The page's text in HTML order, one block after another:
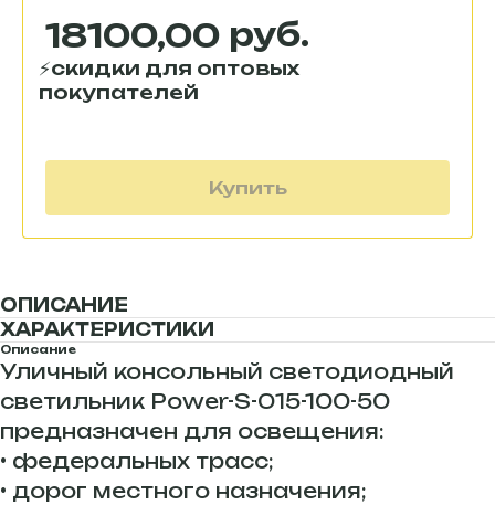
18100,00 руб.
Купить
ОПИСАНИЕ
ХАРАКТЕРИСТИКИ
Описание
Уличный консольный светодиодный
светильник Power-S-015-100-50
предназначен для освещения:
• федеральных трасс;
• дорог местного назначения;